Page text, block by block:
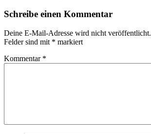
Schreibe einen Kommentar
Deine E-Mail-Adresse wird nicht veröffentlicht.
Felder sind mit * markiert
Kommentar *